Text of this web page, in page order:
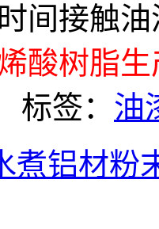
间接触
酸树脂
标签： 油
煮铝材粉